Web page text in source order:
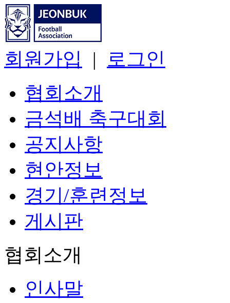
회원가입 | 로그인
협회소개
금석배 축구대회
공지사항
현안정보
경기/훈련정보
게시판
협회소개
인사말